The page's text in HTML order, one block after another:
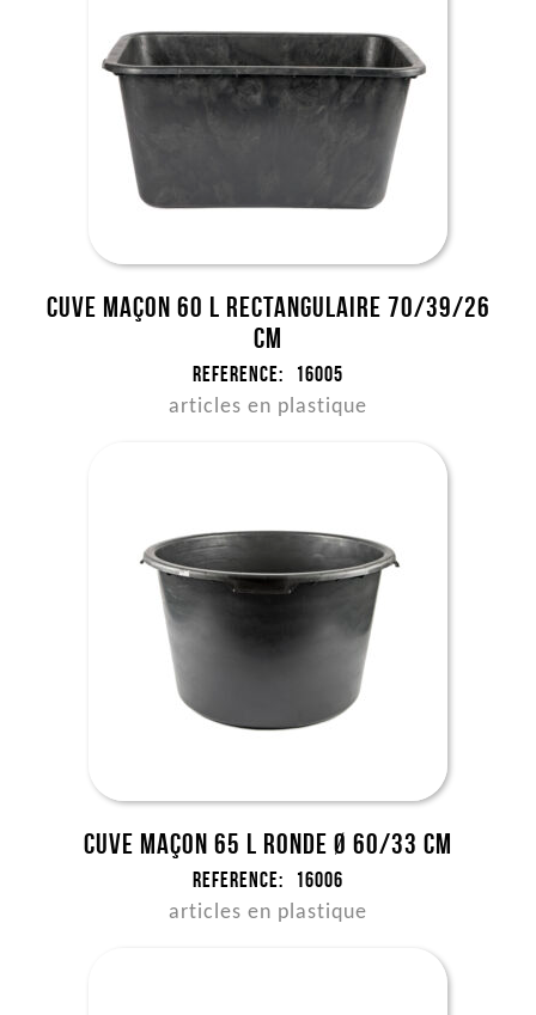
Cuve maçon 60 l rectangulaire 70/39/26
cm
Reference: 16005
articles en plastique
Cuve maçon 65 l ronde Ø 60/33 cm
Reference: 16006
articles en plastique